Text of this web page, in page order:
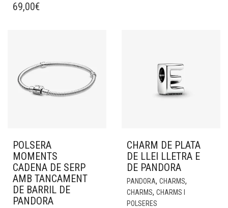
69,00€
POLSERA
MOMENTS
CADENA DE SERP
AMB TANCAMENT
DE BARRIL DE
PANDORA
CHARM DE PLATA
DE LLEI LLETRA E
DE PANDORA
PANDORA, CHARMS,
CHARMS, CHARMS I
POLSERES